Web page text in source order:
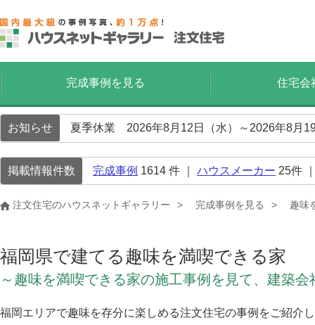
完成事例を見る 住宅会
お知らせ 夏季休業 2026年8月12日（水）～2026年8月
掲載情報件数 完成事例 1614 件 ｜ ハウスメーカー 25件
注文住宅のハウスネットギャラリー 完成事例を見る 趣味
福岡県で建てる趣味を満喫できる家
～趣味を満喫できる家の施工事例を見て、建築
福岡エリアで趣味を存分に楽しめる注文住宅の事例をご紹介